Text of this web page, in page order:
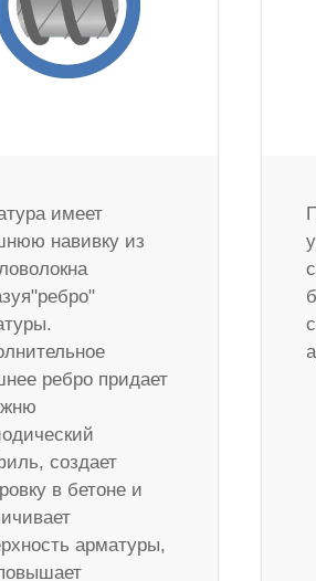
имеет
навивку из
ребро придает
создает
в бетоне и
арматуры,